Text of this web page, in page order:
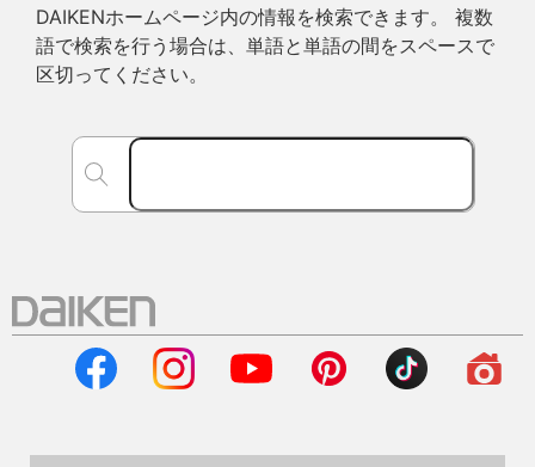
DAIKENホームページ内の情報を検索できます。 複数
語で検索を行う場合は、単語と単語の間をスペースで
区切ってください。